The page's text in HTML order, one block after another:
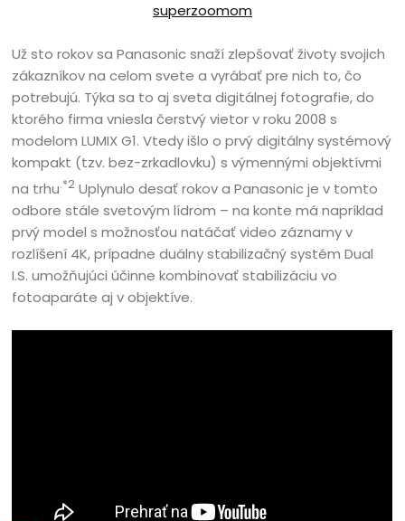
superzoomom
Už sto rokov sa Panasonic snaží zlepšovať životy svojich
zákazníkov na celom svete a vyrábať pre nich to, čo
potrebujú. Týka sa to aj sveta digitálnej fotografie, do
ktorého firma vniesla čerstvý vietor v roku 2008 s
modelom LUMIX G1. Vtedy išlo o prvý digitálny systémový
kompakt (tzv. bez-zrkadlovku) s výmennými objektívmi
na trhu.*2 Uplynulo desať rokov a Panasonic je v tomto
odbore stále svetovým lídrom – na konte má napríklad
prvý model s možnosťou natáčať video záznamy v
rozlíšení 4K, prípadne duálny stabilizačný systém Dual
I.S. umožňujúci účinne kombinovať stabilizáciu vo
fotoaparáte aj v objektíve.